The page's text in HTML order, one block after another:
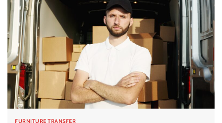
FURNITURE TRANSFER